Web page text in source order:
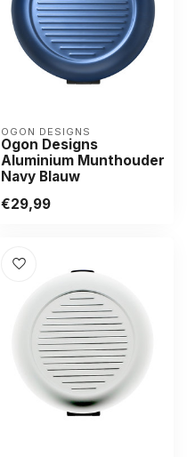
OGON DESIGNS
Ogon Designs
Aluminium Munthouder
Navy Blauw
€29,99